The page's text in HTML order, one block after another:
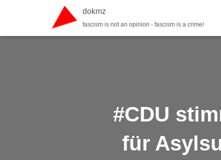
dokmz
fascism is not an opinion - fascism is a crime!
#CDU
für